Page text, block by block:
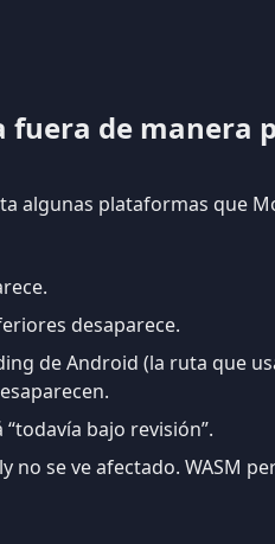
fuera de manera
algunas plataformas que
desaparece.
de Android (la ruta que
bajo revisión”.
no se ve afectado. WASM